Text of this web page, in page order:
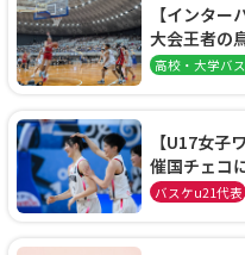
【インタ
大会王者の
阜女子に完
高校・大学バ
【U17女子
催国チェコ
通過！準々
バスケu21代表